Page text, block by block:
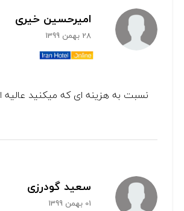
امیرحسین خیری
28 بهمن 1399
نسبت به هزینه ای که میکنید
سعید گودرزی
01 بهمن 1399